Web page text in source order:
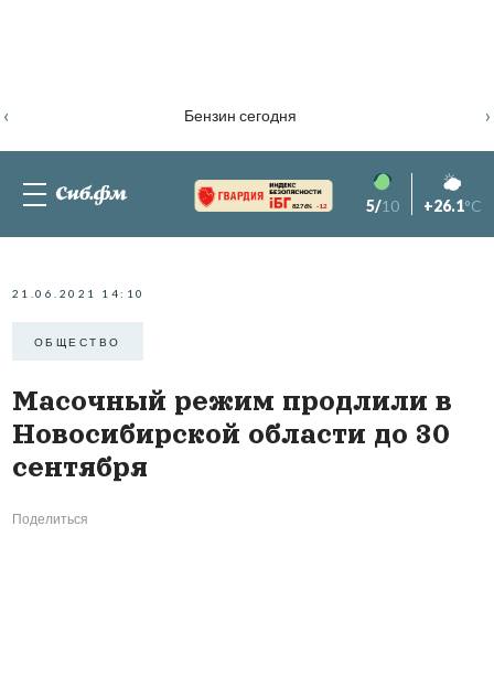
Бензин сегодня
‹ ›
82.76% -1.2 5/10 +26.1°C
21.06.2021 14:10
ОБЩЕСТВО
Масочный режим продлили в
Новосибирской области до 30
сентября
Поделиться